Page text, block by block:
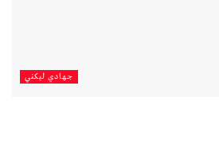
جهادي لیکني